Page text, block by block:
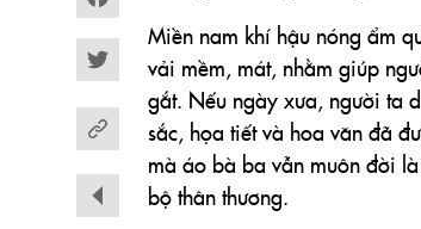
Twitter
Miền nam khí hậu nóng ẩm
vải mềm, mát, nhằm giúp
gắt. Nếu ngày xưa, người ta
sắc, họa tiết và hoa văn đã
mà áo bà ba vẫn muôn đời
bộ thân thương.